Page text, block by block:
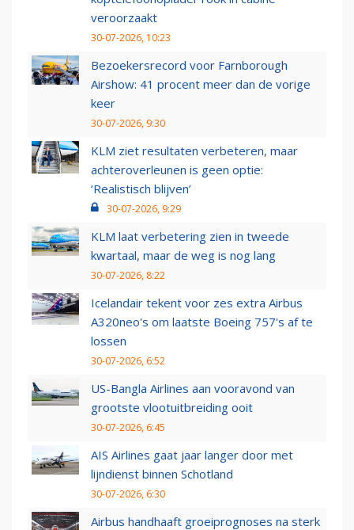
veroorzaakt
30-07-2026, 10:23
Bezoekersrecord voor Farnborough
Airshow: 41 procent meer dan de vorige
keer
30-07-2026, 9:30
KLM ziet resultaten verbeteren, maar
achteroverleunen is geen optie:
‘Realistisch blijven’
30-07-2026, 9:29
KLM laat verbetering zien in tweede
kwartaal, maar de weg is nog lang
30-07-2026, 8:22
Icelandair tekent voor zes extra Airbus
A320neo's om laatste Boeing 757's af te
lossen
30-07-2026, 6:52
US-Bangla Airlines aan vooravond van
grootste vlootuitbreiding ooit
30-07-2026, 6:45
AIS Airlines gaat jaar langer door met
lijndienst binnen Schotland
30-07-2026, 6:30
Airbus handhaaft groeiprognoses na sterk